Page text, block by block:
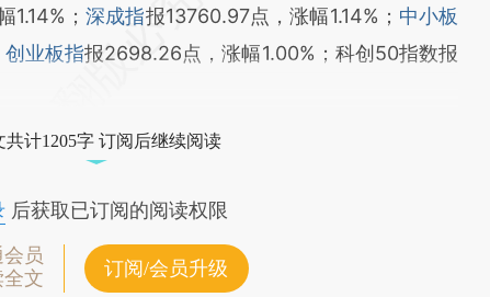
； 深成指报13760.97点，涨幅1.14%； 中小板
创业板指报2698.26点，涨幅1.00%；科创50指数报
共计1205字 订阅后继续阅读
后获取已订阅的阅读权限
员
文
订阅/会员升级